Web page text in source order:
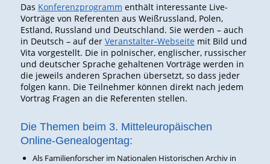
Das Konferenzprogramm enthält interessante Live-
Vorträge von Referenten aus Weißrussland, Polen,
Estland, Russland und Deutschland. Sie werden – auch
in Deutsch – auf der Veranstalter-Webseite mit Bild und
Vita vorgestellt. Die in polnischer, englischer, russischer
und deutscher Sprache gehaltenen Vorträge werden in
die jeweils anderen Sprachen übersetzt, so dass jeder
folgen kann. Die Teilnehmer können direkt nach jedem
Vortrag Fragen an die Referenten stellen.
Die Themen beim 3. Mitteleuropäischen
Online-Genealogentag:
Als Familienforscher im Nationalen Historischen Archiv in